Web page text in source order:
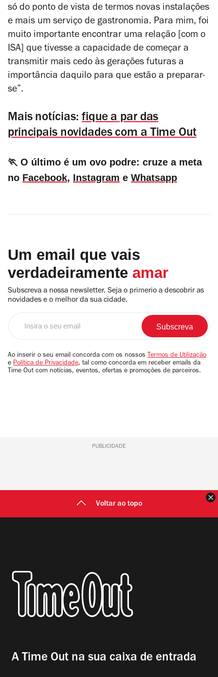
só do ponto de vista de termos novas instalações
e mais um serviço de gastronomia. Para mim, foi
muito importante encontrar uma relação [com o
ISA] que tivesse a capacidade de começar a
transmitir mais cedo às gerações futuras a
importância daquilo para que estão a preparar-
se”.
Mais notícias:fique a par das
principais novidades com a Time Out
🏃 O último é um ovo podre: cruze a meta
no Facebook, Instagram e Whatsapp
Um email que vais
verdadeiramente amar
Subscreva a nossa newsletter. Seja o primerio a descobrir as
novidades e o melhor da sua cidade.
email
Ao inserir o seu email concorda com os nossos Termos de Utilização
e Política de Privacidade, tal como concorda em receber emails da
Time Out com notícias, eventos, ofertas e promoções de parceiros.
PUBLICIDADE
Voltar ao topo
A Time Out na sua caixa de entrada